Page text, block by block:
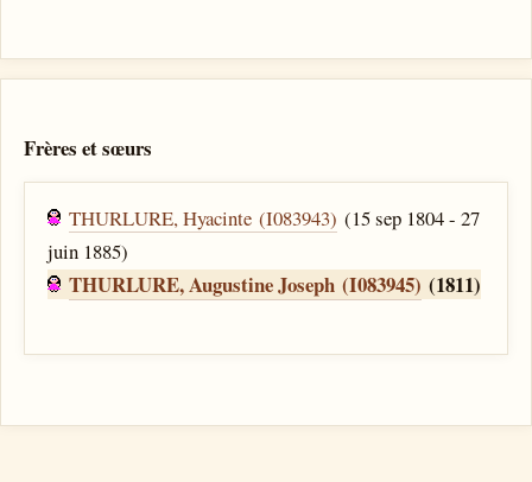
Frères et sœurs
THURLURE, Hyacinte (I083943) (15 sep 1804 - 27
juin 1885)
THURLURE, Augustine Joseph (I083945) (1811)